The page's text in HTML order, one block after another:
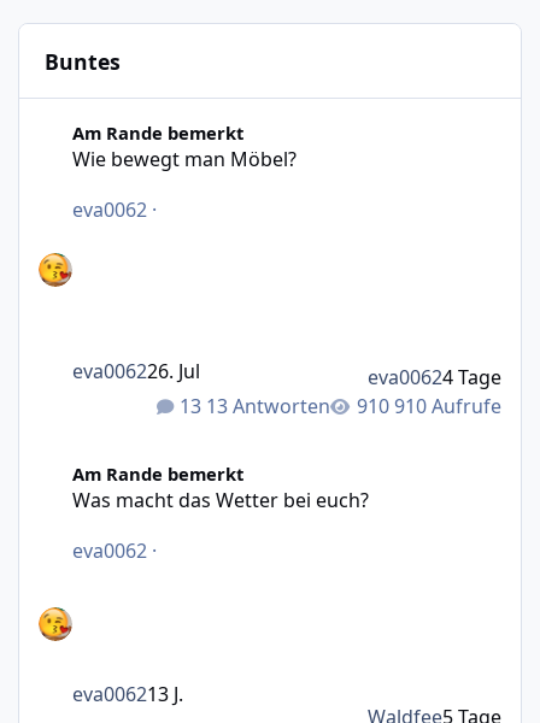
Buntes
Am Rande bemerkt
Wie bewegt man Möbel?
eva0062 ·
13 Antworten 910 Aufrufe
eva006226. Jul eva00624 Tage
Am Rande bemerkt
Was macht das Wetter bei euch?
eva0062 ·
eva006213 J.
Waldfee5 Tage